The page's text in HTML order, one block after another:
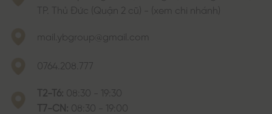
TP. Thủ Đức (Quận 2 cũ) - (xem chi nhánh)
mail.ybgroup@gmail.com
0764.208.777
T2-T6: 08:30 - 19:30
T7-CN: 08:30 - 19:00